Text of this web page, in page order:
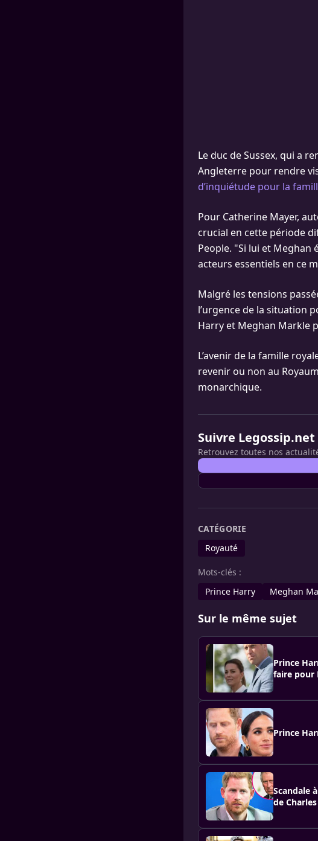
Le duc de Sussex, qui a
Angleterre pour rendre
d’inquiétude pour la
Pour Catherine Mayer,
crucial en cette période
People. "Si lui et
acteurs essentiels en ce
Malgré les tensions
l’urgence de la situation
Harry et Meghan Markle
L’avenir de la famille
revenir ou non au
monarchique.
Suivre Legossip.net
Retrouvez toutes nos
CATÉGORIE
Royauté
Mots-clés :
Prince Harry
Meghan
Sur le même sujet
Prince
faire pour
Prince
Scandale
de